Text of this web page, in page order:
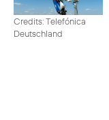
Credits: Telefónica
Deutschland